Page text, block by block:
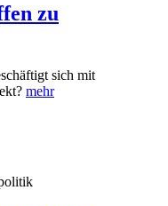
zu
sich mit
mehr